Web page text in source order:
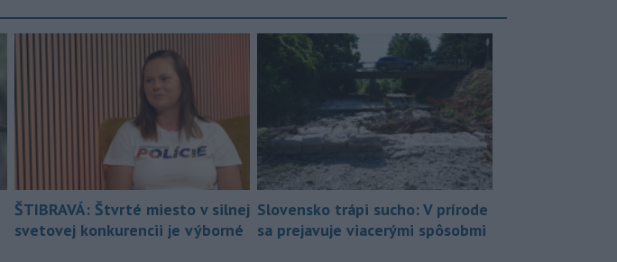
ŠTIBRAVÁ: Štvrté miesto v silnej
svetovej konkurencii je výborné
Slovensko trápi sucho: V prírode
sa prejavuje viacerými spôsobmi